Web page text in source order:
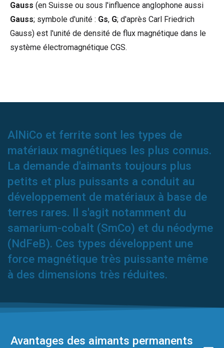
Gauss (en Suisse ou sous l'influence anglophone aussi
Gauss; symbole d'unité : Gs, G; d'après Carl Friedrich
Gauss) est l'unité de densité de flux magnétique dans le
système électromagnétique CGS.
AlNiCo et ferrite sont les types de
matériaux magnétiques les plus connus.
La demande d'aimants toujours plus
petits et plus puissants a conduit au
développement de matériaux à base de
terres rares. Il s'agit notamment du
samarium-cobalt (SmCo) et du néodyme
(NdFeB). Ces types développent une
force magnétique très puissante même
à des dimensions très réduites.
Avantages des aimants permanents